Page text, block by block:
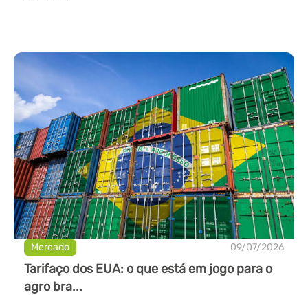
Mercado 09/07/2026
Tarifaço dos EUA: o que está em jogo para o
agro bra...